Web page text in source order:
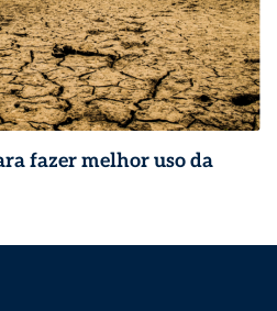
fazer melhor uso da